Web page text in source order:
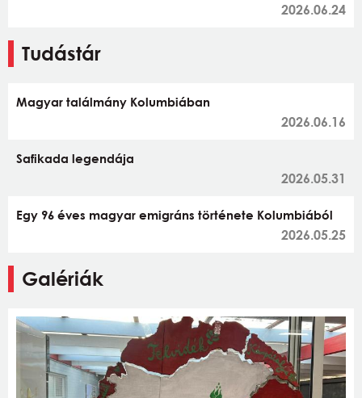
2026.06.24
Tudástár
Magyar találmány Kolumbiában
2026.06.16
Safikada legendája
2026.05.31
Egy 96 éves magyar emigráns története Kolumbiából
2026.05.25
Galériák